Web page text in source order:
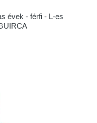
évek - férfi - L-es